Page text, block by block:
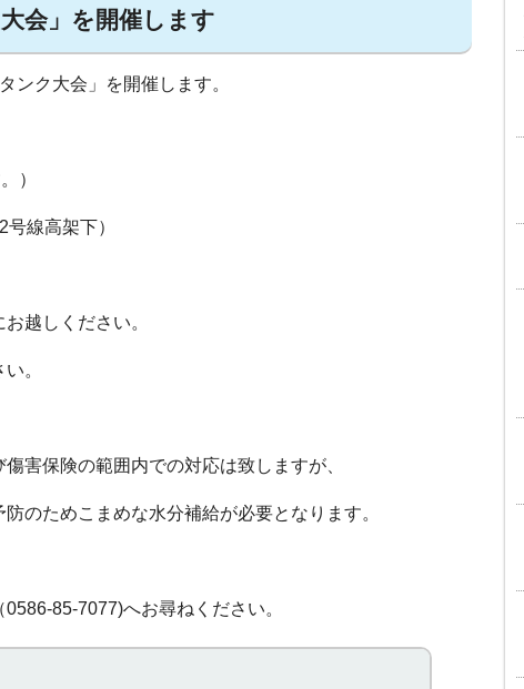
会」を開催します
ク大会」を開催します。
）
線高架下）
越しください。
。
害保険の範囲内での対応は致しますが、
のためこまめな水分補給が必要となります。
85-7077)へお尋ねください。